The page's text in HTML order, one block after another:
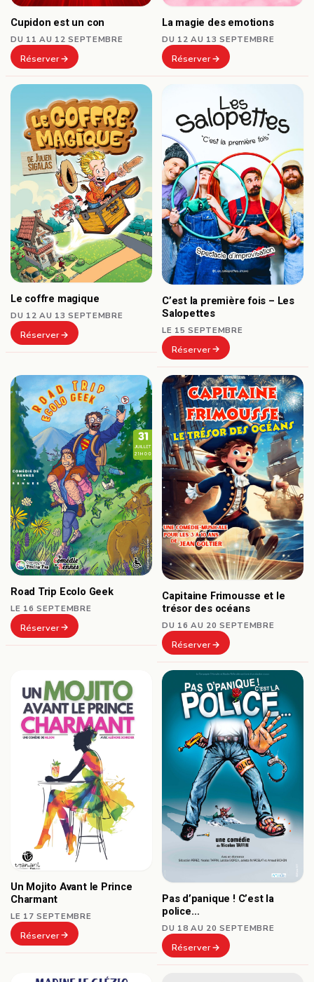
Cupidon est un con
DU 11 AU 12 SEPTEMBRE
Réserver
La magie des emotions
DU 12 AU 13 SEPTEMBRE
Réserver
Le coffre magique
DU 12 AU 13 SEPTEMBRE
Réserver
C’est la première fois – Les
Salopettes
LE 15 SEPTEMBRE
Réserver
Road Trip Ecolo Geek
LE 16 SEPTEMBRE
Réserver
Capitaine Frimousse et le
trésor des océans
DU 16 AU 20 SEPTEMBRE
Réserver
Un Mojito Avant le Prince
Charmant
LE 17 SEPTEMBRE
Réserver
Pas d’panique ! C’est la
police…
DU 18 AU 20 SEPTEMBRE
Réserver